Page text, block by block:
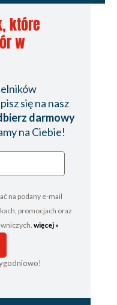
które
w
się na nasz
darmowy
na Ciebie!
na podany e-mail
promocjach oraz
więcej »